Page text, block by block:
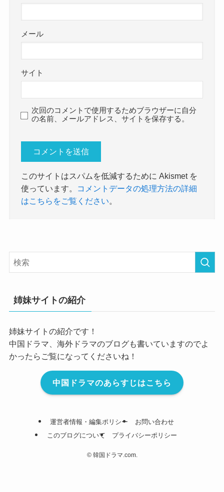
メール
サイト
次回のコメントで使用するためブラウザーに自分
の名前、メールアドレス、サイトを保存する。
このサイトはスパムを低減するために Akismet を
使っています。
コメントデータの処理方法の詳細
はこちらをご覧ください。
姉妹サイトの紹介
姉妹サイトの紹介です！
中国ドラマ、海外ドラマのブログも書いていますのでよ
かったらご覧になってくださいね！
中国ドラマのあらすじはこちら
運営者情報・編集ポリシー
お問い合わせ
このブログについて
プライバシーポリシー
©韓国ドラマ.com.